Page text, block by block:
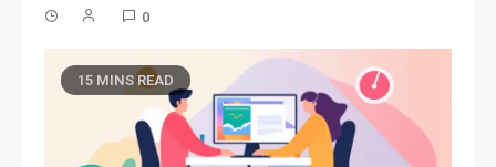
0
15 MINS READ